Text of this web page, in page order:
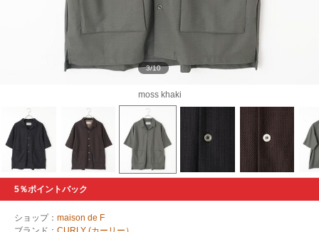
moss khaki
3/10
5％ポイントバック
ショップ： maison de F